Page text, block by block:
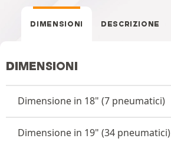
DIMENSIONI DESCRIZIONE
DIMENSIONI
Dimensione in 18" (7 pneumatici)
Dimensione in 19" (34 pneumatici)